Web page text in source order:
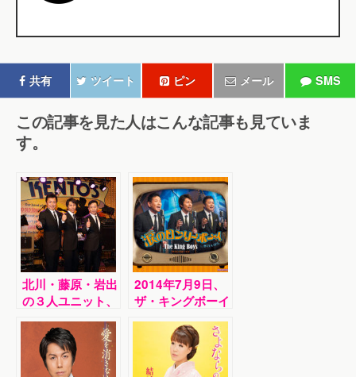
共有 ツイート ピン メール SMS
この記事を見た人はこんな記事も見ていま
す。
北川・藤原・岩出
の３人ユニット、
ザ・キングボーイ
ズが新曲「涙のロ
ンリーボーイ」発
売記念イベント
2014年7月9日、
ザ・キングボーイ
ズさんが新曲を発
売しました！